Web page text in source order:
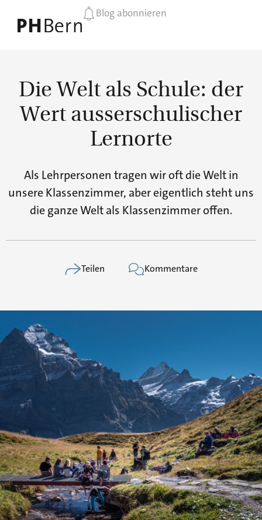
Blog abonnieren
Die Welt als Schule: der
Wert ausserschulischer
Lernorte
Als Lehrpersonen tragen wir oft die Welt in
unsere Klassenzimmer, aber eigentlich steht uns
die ganze Welt als Klassenzimmer offen.
Teilen Kommentare